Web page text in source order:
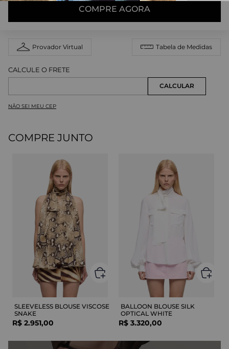
COMPRE AGORA
Provador Virtual Tabela de Medidas
NÃO SEI MEU CEP
COMPRE JUNTO
SLEEVELESS BLOUSE VISCOSE
SNAKE
R$ 2.951,00
BALLOON BLOUSE SILK
OPTICAL WHITE
R$ 3.320,00